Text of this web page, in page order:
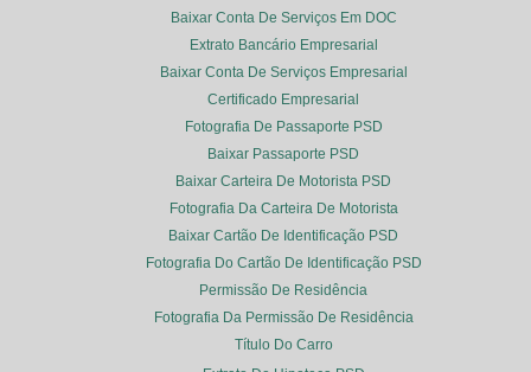
Baixar Conta De Serviços Em DOC
Extrato Bancário Empresarial
Baixar Conta De Serviços Empresarial
Certificado Empresarial
Fotografia De Passaporte PSD
Baixar Passaporte PSD
Baixar Carteira De Motorista PSD
Fotografia Da Carteira De Motorista
Baixar Cartão De Identificação PSD
Fotografia Do Cartão De Identificação PSD
Permissão De Residência
Fotografia Da Permissão De Residência
Título Do Carro